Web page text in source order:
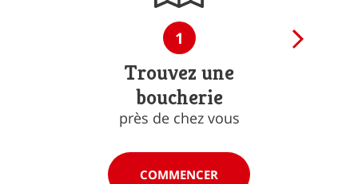
1
Trouvez une
boucherie
près de chez vous
COMMENCER